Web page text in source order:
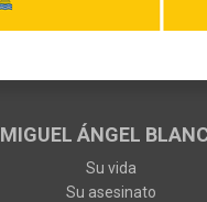
MIGUEL ÁNGEL
Su vida
Su asesinato